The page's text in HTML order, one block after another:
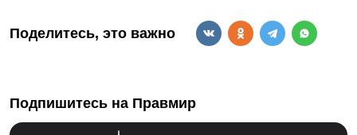
Поделитесь, это важно
Подпишитесь на Правмир